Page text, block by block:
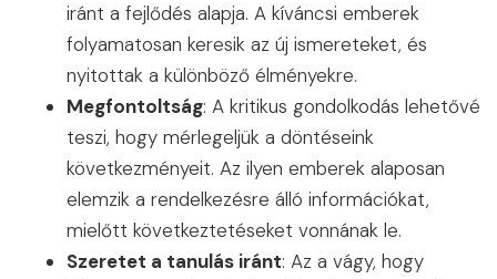
iránt a fejlődés alapja. A kíváncsi emberek
folyamatosan keresik az új ismereteket, és
nyitottak a különböző élményekre.
Megfontoltság: A kritikus gondolkodás lehetővé
teszi, hogy mérlegeljük a döntéseink
következményeit. Az ilyen emberek alaposan
elemzik a rendelkezésre álló információkat,
mielőtt következtetéseket vonnának le.
Szeretet a tanulás iránt: Az a vágy, hogy